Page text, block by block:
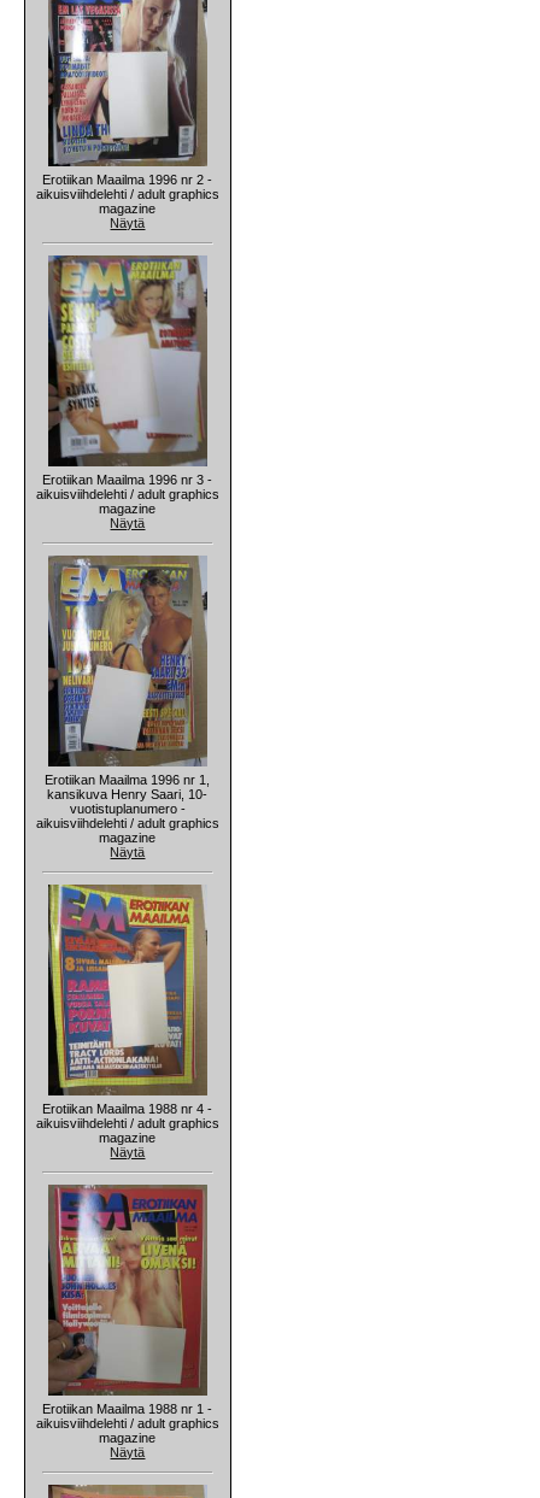
Erotiikan Maailma 1996 nr 2 -
aikuisviihdelehti / adult graphics
magazine
Näytä
Erotiikan Maailma 1996 nr 3 -
aikuisviihdelehti / adult graphics
magazine
Näytä
Erotiikan Maailma 1996 nr 1,
kansikuva Henry Saari, 10-
vuotistuplanumero -
aikuisviihdelehti / adult graphics
magazine
Näytä
Erotiikan Maailma 1988 nr 4 -
aikuisviihdelehti / adult graphics
magazine
Näytä
Erotiikan Maailma 1988 nr 1 -
aikuisviihdelehti / adult graphics
magazine
Näytä